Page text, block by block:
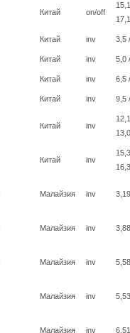
Китай on/off
17,1
Китай inv 3,5
Китай inv 5,0
Китай inv 6,5
Китай inv 9,5
Китай inv
13,0
Китай inv
16,3
Малайзия inv 3,19
Малайзия inv 3,88
Малайзия inv 5,58
Малайзия inv 5,53
Малайзия inv 6,51